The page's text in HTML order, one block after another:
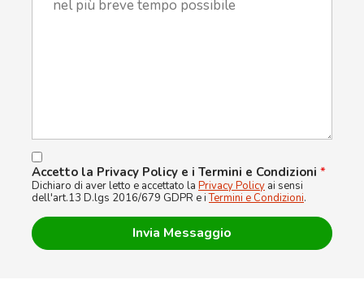
Accetto la Privacy Policy e i Termini e Condizioni *
Dichiaro di aver letto e accettato la Privacy Policy ai sensi
dell'art.13 D.lgs 2016/679 GDPR e iTermini e Condizioni.